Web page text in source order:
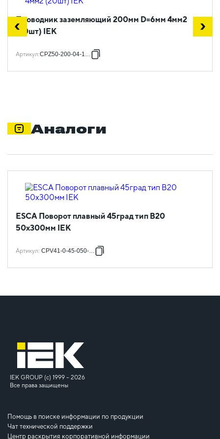
Проводник заземляющий 200мм D=6мм 4мм2
(20шт) IEK
Артикул:CPZ50-200-04-1-06
Аналоги
ESCA Поворот плавный 45град тип В20
50х300мм IEK
Артикул: CPV41-0-45-050-300
IEK GROUP (c) 1999 – 2026
Все права защищены
Помощь в поиске информации по продукции
Чат технической поддержки
Центр раскрытия корпоративной информации